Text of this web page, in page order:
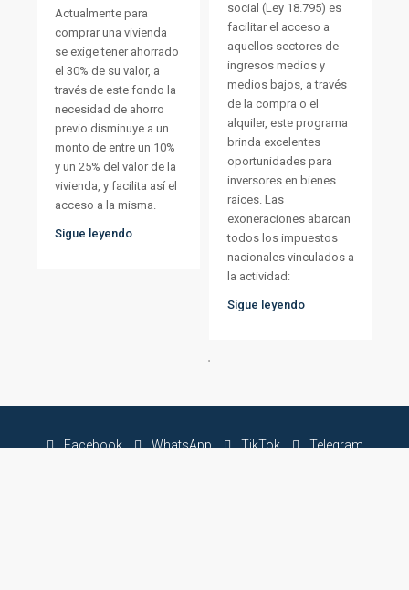
Actualmente para
comprar una vivienda
se exige tener ahorrado
el 30% de su valor, a
través de este fondo la
necesidad de ahorro
previo disminuye a un
monto de entre un 10%
y un 25% del valor de la
vivienda, y facilita así el
acceso a la misma.
Sigue leyendo
social (Ley 18.795) es
facilitar el acceso a
aquellos sectores de
ingresos medios y
medios bajos, a través
de la compra o el
alquiler, este programa
brinda excelentes
oportunidades para
inversores en bienes
raíces. Las
exoneraciones abarcan
todos los impuestos
nacionales vinculados a
la actividad:
Sigue leyendo
Facebook WhatsApp TikTok Telegram